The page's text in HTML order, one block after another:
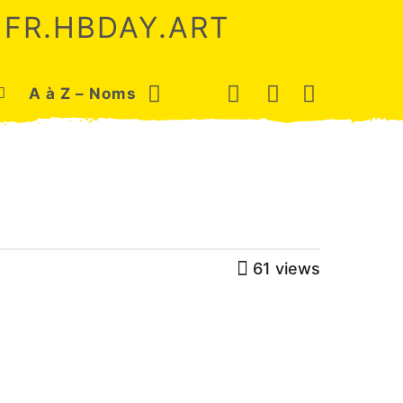
A à Z – Noms
61 views